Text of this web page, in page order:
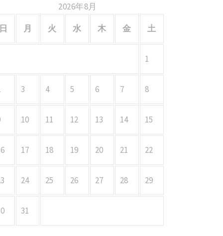
2026年8月
月 火 水 木 金 土
1
3 4 5 6 7 8
10 11 12 13 14 15
17 18 19 20 21 22
24 25 26 27 28 29
31